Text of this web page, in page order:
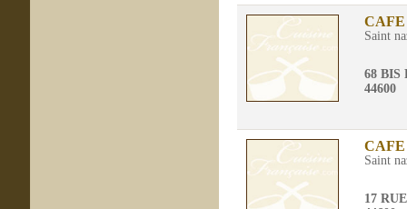
Saint
68 BIS
44600
Saint
17